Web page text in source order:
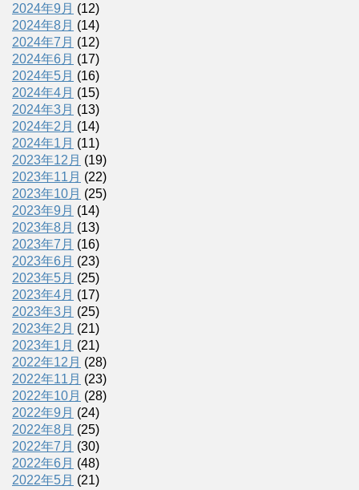
2024年9月 (12)
2024年8月 (14)
2024年7月 (12)
2024年6月 (17)
2024年5月 (16)
2024年4月 (15)
2024年3月 (13)
2024年2月 (14)
2024年1月 (11)
2023年12月 (19)
2023年11月 (22)
2023年10月 (25)
2023年9月 (14)
2023年8月 (13)
2023年7月 (16)
2023年6月 (23)
2023年5月 (25)
2023年4月 (17)
2023年3月 (25)
2023年2月 (21)
2023年1月 (21)
2022年12月 (28)
2022年11月 (23)
2022年10月 (28)
2022年9月 (24)
2022年8月 (25)
2022年7月 (30)
2022年6月 (48)
2022年5月 (21)